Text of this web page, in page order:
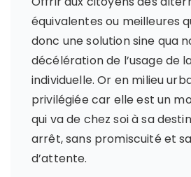
équivalentes ou meilleures
donc une solution sine qua
décélération de l’usage de
individuelle. Or en milieu
privilégiée car elle est un
qui va de chez soi à sa
arrêt, sans promiscuité et
d’attente.